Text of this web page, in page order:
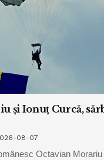
și Ionuț Curcă,
08-07
Octavian